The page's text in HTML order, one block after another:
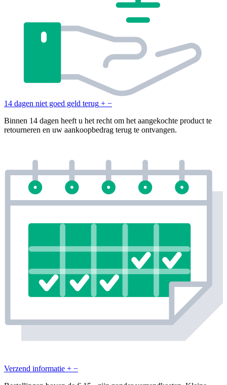
14 dagen niet goed geld terug + −
Binnen 14 dagen heeft u het recht om het aangekochte product te
retourneren en uw aankoopbedrag terug te ontvangen.
Verzend informatie + −